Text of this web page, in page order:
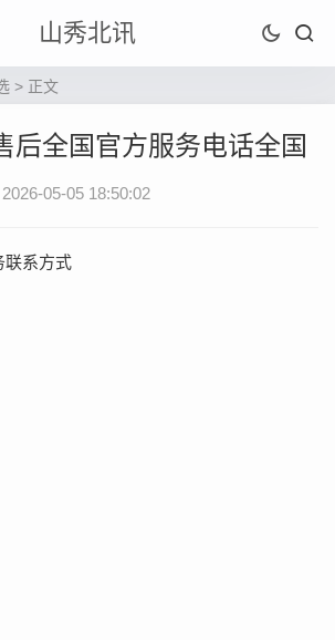
山秀北讯
> 正文
后全国官方服务电话全国
2026-05-05 18:50:02
联系方式